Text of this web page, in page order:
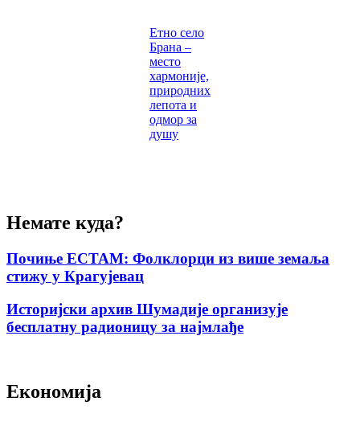
Етно село
Брана –
место
хармоније,
природних
лепота и
одмор за
душу
Немате куда?
Почиње ЕСТАМ: Фолклорци из више земаља
стижу у Крагујевац
Историјски архив Шумадије организује
бесплатну радионицу за најмлађе
Економија